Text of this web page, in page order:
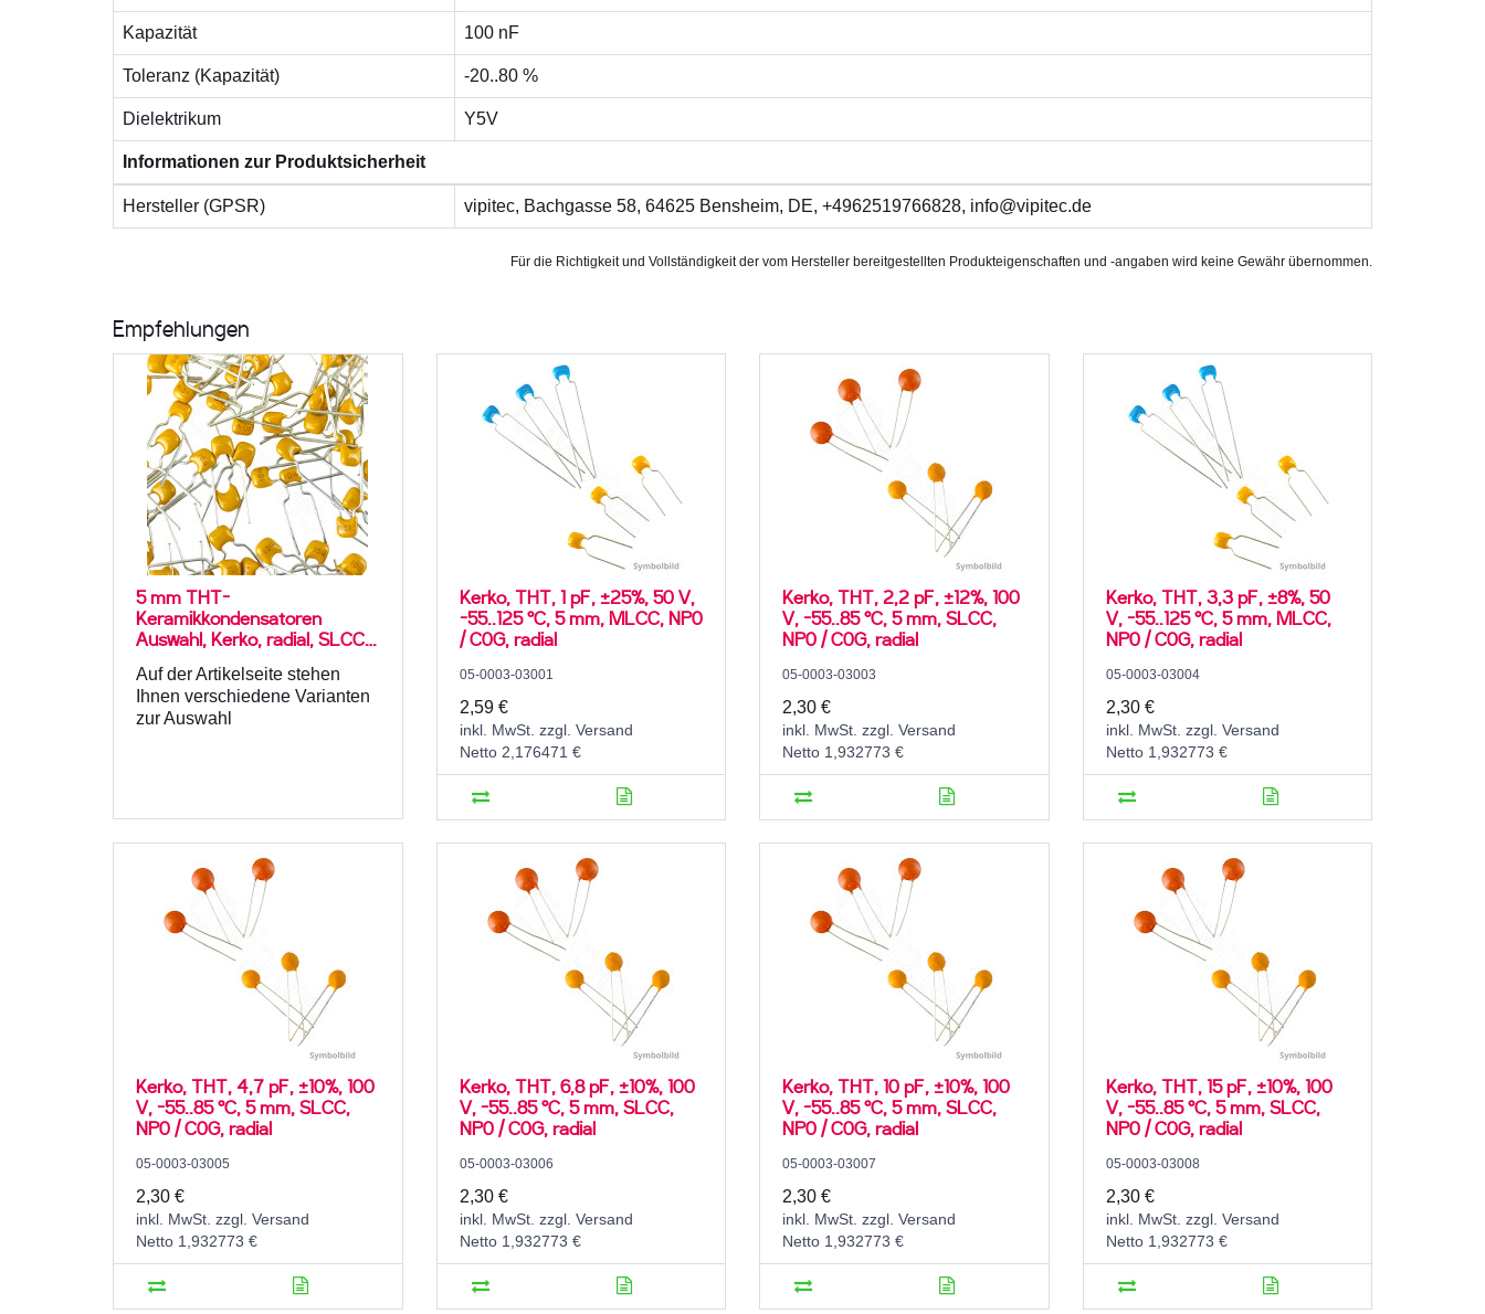
Kapazität 100 nF
Toleranz (Kapazität) -20..80 %
Dielektrikum Y5V
Informationen zur Produktsicherheit
Hersteller (GPSR) vipitec, Bachgasse 58, 64625 Bensheim, DE, +4962519766828, info@vipitec.de
Für die Richtigkeit und Vollständigkeit der vom Hersteller bereitgestellten Produkteigenschaften und -angaben wird keine Gewähr übernommen.
Empfehlungen
5 mm THT-
Keramikkondensatoren
Auswahl, Kerko, radial, SLCC /
Auf der Artikelseite stehen
Ihnen verschiedene Varianten
zur Auswahl
Kerko, THT, 1 pF, ±25%, 50 V,
-55..125 °C, 5 mm, MLCC, NP0
/ C0G, radial
05-0003-03001
2,59 €
inkl. MwSt. zzgl. Versand
Netto 2,176471 €
Kerko, THT, 2,2 pF, ±12%, 100
V, -55..85 °C, 5 mm, SLCC,
NP0 / C0G, radial
05-0003-03003
2,30 €
inkl. MwSt. zzgl. Versand
Netto 1,932773 €
Kerko, THT, 3,3 pF, ±8%, 50
V, -55..125 °C, 5 mm, MLCC,
NP0 / C0G, radial
05-0003-03004
2,30 €
inkl. MwSt. zzgl. Versand
Netto 1,932773 €
Kerko, THT, 4,7 pF, ±10%, 100
V, -55..85 °C, 5 mm, SLCC,
NP0 / C0G, radial
05-0003-03005
2,30 €
inkl. MwSt. zzgl. Versand
Netto 1,932773 €
Kerko, THT, 6,8 pF, ±10%, 100
V, -55..85 °C, 5 mm, SLCC,
NP0 / C0G, radial
05-0003-03006
2,30 €
inkl. MwSt. zzgl. Versand
Netto 1,932773 €
Kerko, THT, 10 pF, ±10%, 100
V, -55..85 °C, 5 mm, SLCC,
NP0 / C0G, radial
05-0003-03007
2,30 €
inkl. MwSt. zzgl. Versand
Netto 1,932773 €
Kerko, THT, 15 pF, ±10%, 100
V, -55..85 °C, 5 mm, SLCC,
NP0 / C0G, radial
05-0003-03008
2,30 €
inkl. MwSt. zzgl. Versand
Netto 1,932773 €